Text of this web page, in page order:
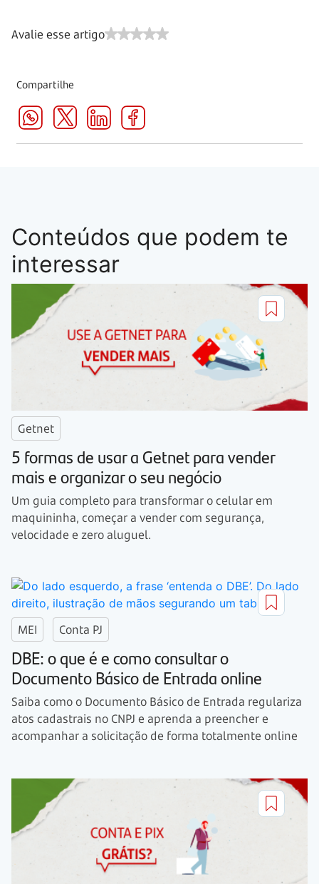
Avalie esse artigo
Compartilhe
Conteúdos que podem te
interessar
Getnet
5 formas de usar a Getnet para vender
mais e organizar o seu negócio
Um guia completo para transformar o celular em
maquininha, começar a vender com segurança,
velocidade e zero aluguel.
MEI Conta PJ
DBE: o que é e como consultar o
Documento Básico de Entrada online
Saiba como o Documento Básico de Entrada regulariza
atos cadastrais no CNPJ e aprenda a preencher e
acompanhar a solicitação de forma totalmente online